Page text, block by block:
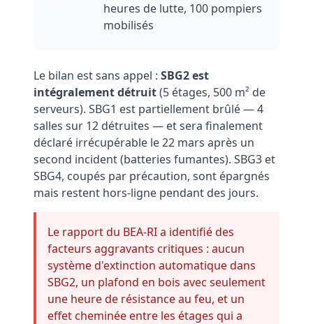
heures de lutte, 100 pompiers
mobilisés
Le bilan est sans appel : SBG2 est
intégralement détruit(5 étages, 500 m² de
serveurs). SBG1 est partiellement brûlé — 4
salles sur 12 détruites — et sera finalement
déclaré irrécupérable le 22 mars après un
second incident (batteries fumantes). SBG3 et
SBG4, coupés par précaution, sont épargnés
mais restent hors-ligne pendant des jours.
Le rapport du BEA-RI a identifié des
facteurs aggravants critiques : aucun
système d'extinction automatique dans
SBG2, un plafond en bois avec seulement
une heure de résistance au feu, et un
effet cheminée entre les étages qui a